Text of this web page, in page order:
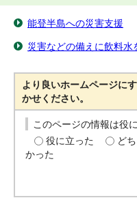
能登半島への災害支援
災害などの備えに飲料水
より良いホームページに
かせください。
このページの情報は役
役に立った
ど
かった